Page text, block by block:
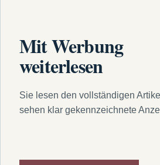
Mit Werbung
weiterlesen
Sie lesen den vollständigen
sehen klar gekennzeichnete